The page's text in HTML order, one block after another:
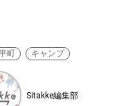
町 キャンプ
Sitakke編集部